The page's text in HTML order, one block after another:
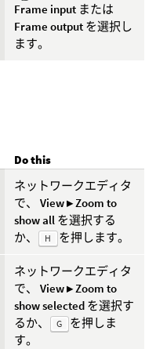
Frame input または
Frame output を選択し
ます。
Do this
ネットワークエディタ
で、 View ▸ Zoom to
show all を選択する
か、
H を押します。
ネットワークエディタ
で、 View ▸ Zoom to
show selected を選択す
るか、
G
を押しま
す。